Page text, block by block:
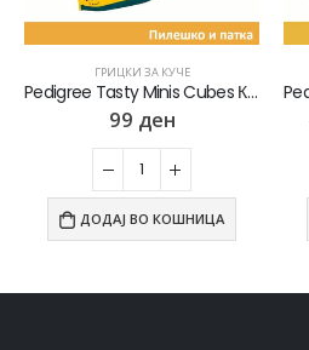
ГРИЦКИ ЗА КУЧЕ
Pedigree Dentastix Стапчиња со вкус на Пилешко [сет 9х Кесичка 180]
ден 1.109
ДОДАЈ ВО КОШНИЦА